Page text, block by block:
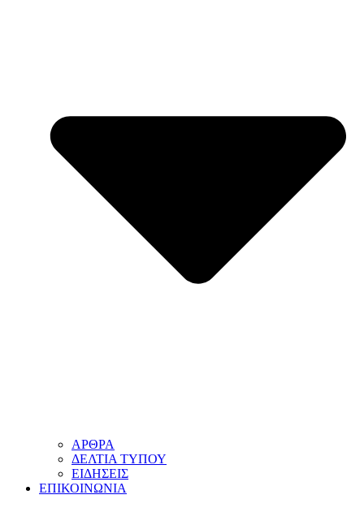
ΑΡΘΡΑ
ΔΕΛΤΙΑ ΤΥΠΟΥ
ΕΙΔΗΣΕΙΣ
ΕΠΙΚΟΙΝΩΝΙΑ